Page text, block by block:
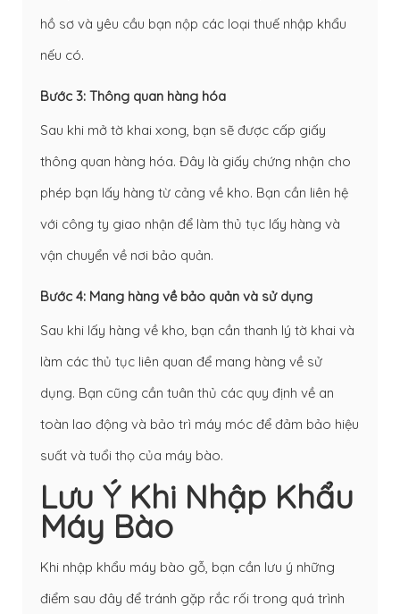
hồ sơ và yêu cầu bạn nộp các loại thuế nhập khẩu
nếu có.
Bước 3: Thông quan hàng hóa
Sau khi mở tờ khai xong, bạn sẽ được cấp giấy
thông quan hàng hóa. Đây là giấy chứng nhận cho
phép bạn lấy hàng từ cảng về kho. Bạn cần liên hệ
với công ty giao nhận để làm thủ tục lấy hàng và
vận chuyển về nơi bảo quản.
Bước 4: Mang hàng về bảo quản và sử dụng
Sau khi lấy hàng về kho, bạn cần thanh lý tờ khai và
làm các thủ tục liên quan để mang hàng về sử
dụng. Bạn cũng cần tuân thủ các quy định về an
toàn lao động và bảo trì máy móc để đảm bảo hiệu
suất và tuổi thọ của máy bào.
Lưu Ý Khi Nhập Khẩu
Máy Bào
Khi nhập khẩu máy bào gỗ, bạn cần lưu ý những
điểm sau đây để tránh gặp rắc rối trong quá trình